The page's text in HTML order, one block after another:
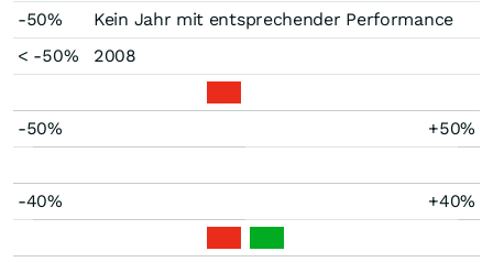
-50%
Kein Jahr mit entsprechender Performance
< -50%
2008
-50% +50%
-40% +40%